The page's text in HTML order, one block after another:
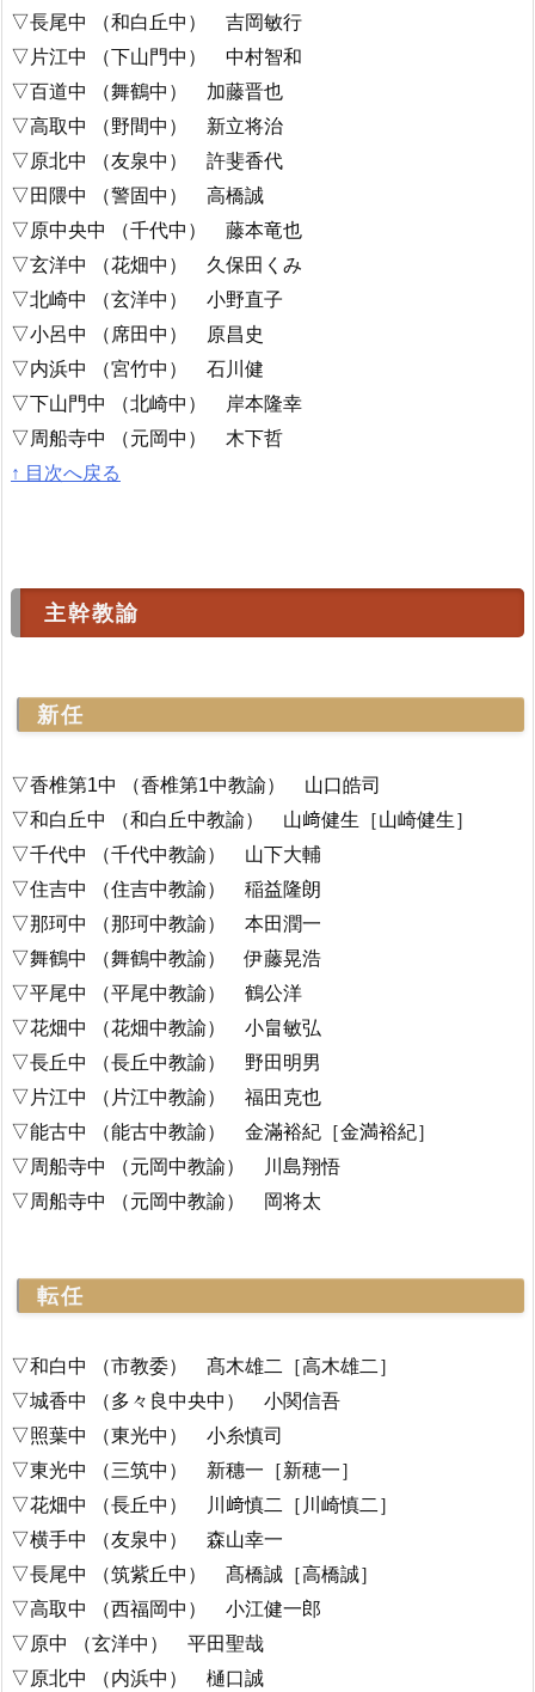
▽長尾中 （和白丘中） 吉岡敏行
▽片江中 （下山門中） 中村智和
▽百道中 （舞鶴中） 加藤晋也
▽高取中 （野間中） 新立将治
▽原北中 （友泉中） 許斐香代
▽田隈中 （警固中） 高橋誠
▽原中央中 （千代中） 藤本竜也
▽玄洋中 （花畑中） 久保田くみ
▽北崎中 （玄洋中） 小野直子
▽小呂中 （席田中） 原昌史
▽内浜中 （宮竹中） 石川健
▽下山門中 （北崎中） 岸本隆幸
▽周船寺中 （元岡中） 木下哲
↑ 目次へ戻る
主幹教諭
新任
▽香椎第1中 （香椎第1中教諭） 山口皓司
▽和白丘中 （和白丘中教諭） 山﨑健生［山崎健生］
▽千代中 （千代中教諭） 山下大輔
▽住吉中 （住吉中教諭） 稲益隆朗
▽那珂中 （那珂中教諭） 本田潤一
▽舞鶴中 （舞鶴中教諭） 伊藤晃浩
▽平尾中 （平尾中教諭） 鶴公洋
▽花畑中 （花畑中教諭） 小畠敏弘
▽長丘中 （長丘中教諭） 野田明男
▽片江中 （片江中教諭） 福田克也
▽能古中 （能古中教諭） 金滿裕紀［金満裕紀］
▽周船寺中 （元岡中教諭） 川島翔悟
▽周船寺中 （元岡中教諭） 岡将太
転任
▽和白中 （市教委） 髙木雄二［高木雄二］
▽城香中 （多々良中央中） 小関信吾
▽照葉中 （東光中） 小糸慎司
▽東光中 （三筑中） 新穗一［新穂一］
▽花畑中 （長丘中） 川﨑慎二［川崎慎二］
▽横手中 （友泉中） 森山幸一
▽長尾中 （筑紫丘中） 髙橋誠［高橋誠］
▽高取中 （西福岡中） 小江健一郎
▽原中 （玄洋中） 平田聖哉
▽原北中 （内浜中） 樋口誠